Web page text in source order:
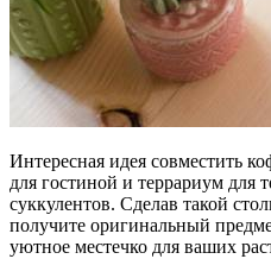
Интересная идея совместить
для гостиной и террариум
суккулентов. Сделав такой
получите оригинальный
уютное местечко для ваших